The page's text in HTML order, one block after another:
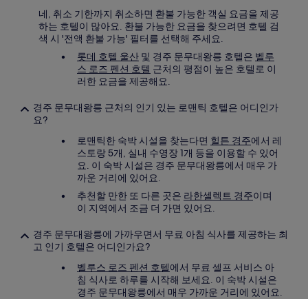
네, 취소 기한까지 취소하면 환불 가능한 객실 요금을 제공
하는 호텔이 많아요. 환불 가능한 요금을 찾으려면 호텔 검
색 시 '전액 환불 가능' 필터를 선택해 주세요.
롯데 호텔 울산 및 경주 문무대왕릉 호텔은 벨루
스 로즈 펜션 호텔 근처의 평점이 높은 호텔로 이
러한 요금을 제공해요.
경주 문무대왕릉 근처의 인기 있는 로맨틱 호텔은 어디인가
요?
로맨틱한 숙박 시설을 찾는다면 힐튼 경주에서 레
스토랑 5개, 실내 수영장 1개 등을 이용할 수 있어
요. 이 숙박 시설은 경주 문무대왕릉에서 매우 가
까운 거리에 있어요.
추천할 만한 또 다른 곳은 라한셀렉트 경주이며
이 지역에서 조금 더 가면 있어요.
경주 문무대왕릉에 가까우면서 무료 아침 식사를 제공하는 최
고 인기 호텔은 어디인가요?
벨루스 로즈 펜션 호텔에서 무료 셀프 서비스 아
침 식사로 하루를 시작해 보세요. 이 숙박 시설은
경주 문무대왕릉에서 매우 가까운 거리에 있어요.